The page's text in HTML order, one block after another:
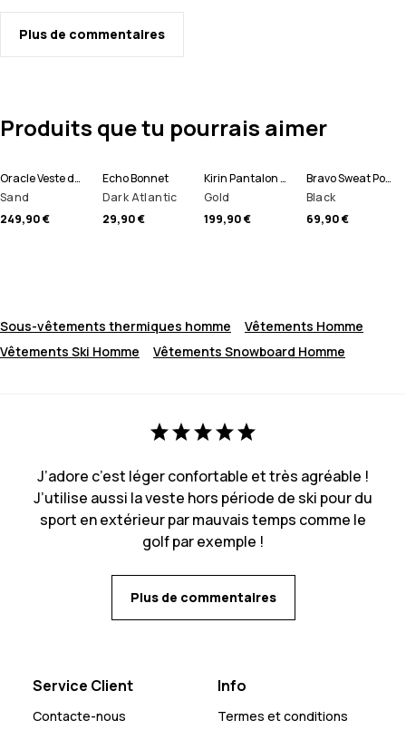
Plus de commentaires
Produits que tu pourrais aimer
Oracle Veste de Ski Homme
Sand
249,90 €
Echo Bonnet
Dark Atlantic
29,90 €
Kirin Pantalon de Ski Homme
Gold
199,90 €
Bravo Sweat Polaire Homme
Black
69,90 €
Sous-vêtements thermiques homme
Vêtements Homme
Vêtements Ski Homme
Vêtements Snowboard Homme
J’adore c’est léger confortable et très agréable !
J’utilise aussi la veste hors période de ski pour du
sport en extérieur par mauvais temps comme le
golf par exemple !
Plus de commentaires
Service Client
Contacte-nous
Info
Termes et conditions